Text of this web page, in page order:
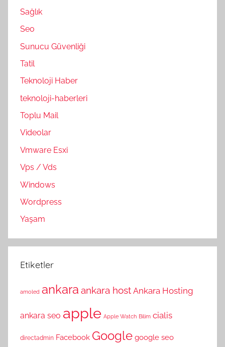
Sağlık
Seo
Sunucu Güvenliği
Tatil
Teknoloji Haber
teknoloji-haberleri
Toplu Mail
Videolar
Vmware Esxi
Vps / Vds
Windows
Wordpress
Yaşam
Etiketler
amoled ankara ankara host Ankara Hosting
ankara seo apple Apple Watch Bilim cialis
directadmin Facebook Google google seo